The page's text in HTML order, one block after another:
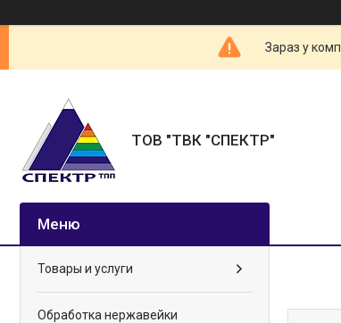
Зараз у
ТОВ "ТВК "СПЕКТР"
Товары и услуги
Обработка нержавейки